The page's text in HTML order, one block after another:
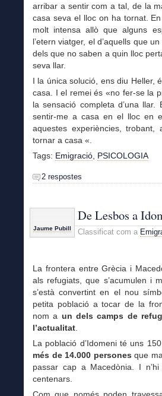
arribar a sentir com a tal, de la
casa seva el lloc on ha tornat.
molt intensa allò que alguns
l’etern viatger, el d’aquells que
dels que no saben a quin lloc
seva llar.
I la única solució, ens diu Heller,
casa. I el remei és «no fer-se la
la sensació completa d’una
sentir-me a casa en el lloc en
aquestes experiències,
tornar a casa «.
Tags: Emigració PSICOLOGIA
2 respostes
Jaume Pubill
De Lesbos a
Classificat com a
La frontera entre Grècia i
als refugiats, que s’acumulen i
s’està convertint en el nou
petita població a tocar de la
nom a un dels camps de
l’actualitat
La població d’Idomeni té uns
més de 14.000 personesque
passar cap a Macedònia. I
centenars.
Com que només poden